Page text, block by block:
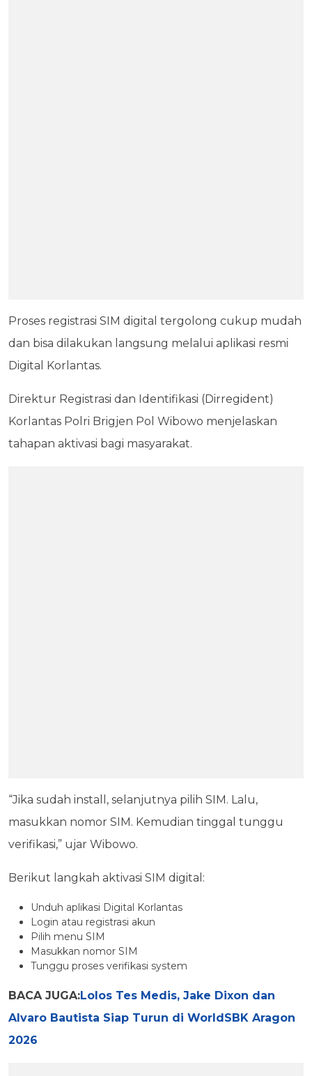
Proses registrasi SIM digital tergolong cukup mudah
dan bisa dilakukan langsung melalui aplikasi resmi
Digital Korlantas.
Direktur Registrasi dan Identifikasi (Dirregident)
Korlantas Polri Brigjen Pol Wibowo menjelaskan
tahapan aktivasi bagi masyarakat.
“Jika sudah install, selanjutnya pilih SIM. Lalu,
masukkan nomor SIM. Kemudian tinggal tunggu
verifikasi,” ujar Wibowo.
Berikut langkah aktivasi SIM digital:
Unduh aplikasi Digital Korlantas
Login atau registrasi akun
Pilih menu SIM
Masukkan nomor SIM
Tunggu proses verifikasi system
BACA JUGA:Lolos Tes Medis, Jake Dixon dan
Alvaro Bautista Siap Turun di WorldSBK Aragon
2026